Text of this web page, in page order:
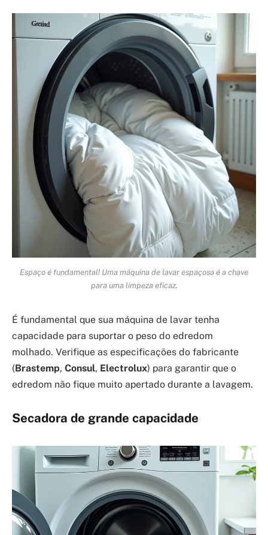
Espaço é fundamental! Uma máquina de lavar espaçosa é a chave
para uma limpeza eficaz.
É fundamental que sua máquina de lavar tenha
capacidade para suportar o peso do edredom
molhado. Verifique as especificações do fabricante
(Brastemp, Consul, Electrolux) para garantir que o
edredom não fique muito apertado durante a lavagem.
Secadora de grande capacidade